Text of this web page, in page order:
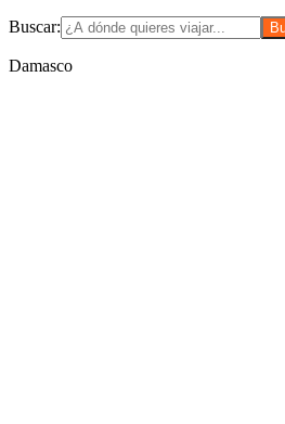
Buscar:
Damasco